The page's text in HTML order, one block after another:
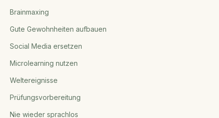
Brainmaxing
Gute Gewohnheiten aufbauen
Social Media ersetzen
Microlearning nutzen
Weltereignisse
Prüfungsvorbereitung
Nie wieder sprachlos